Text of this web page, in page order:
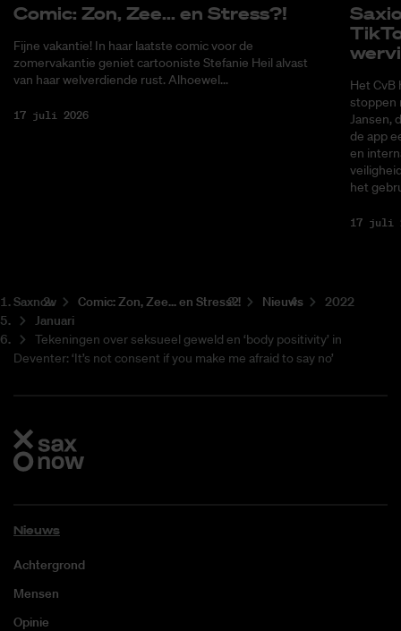
Co­mic: Zon, Zee... en Stress?!
Fijne vakantie! In haar laatste comic voor de
zomervakantie geniet cartooniste Stefanie Heil alvast
van haar welverdiende rust. Alhoewel...
17 juli 2026
Het CvB
stoppen
Jansen,
de app
en
het
17 juli
Saxnow Co­mic: Zon, Zee... en Stress?! Nieuws
2022
Januari
Tekeningen over seksueel geweld en ‘body positivity’ in
Deventer: ‘It’s not consent if you make me afraid to say no’
Nieuws
Achtergrond
Mensen
Opinie